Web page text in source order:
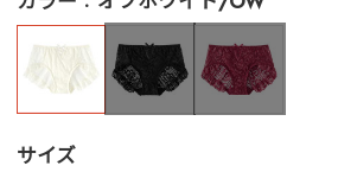
サイズ